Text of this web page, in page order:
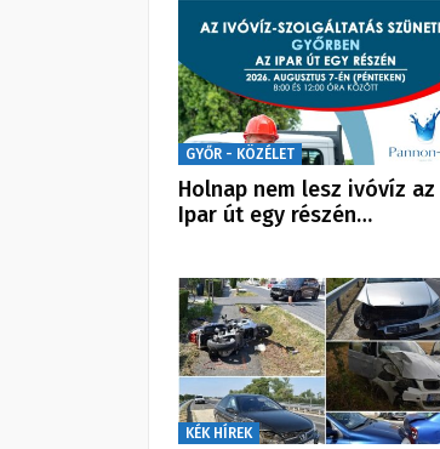
GYŐR - KÖZÉLET
Holnap nem lesz ivóvíz az
Ipar út egy részén…
KÉK HÍREK